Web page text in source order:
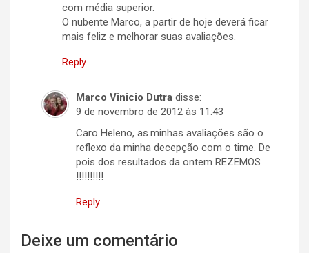
com média superior.
O nubente Marco, a partir de hoje deverá ficar
mais feliz e melhorar suas avaliações.
Reply
Marco Vinicio Dutra disse:
9 de novembro de 2012 às 11:43
Caro Heleno, as.minhas avaliações são o
reflexo da minha decepção com o time. De
pois dos resultados da ontem REZEMOS
!!!!!!!!!!
Reply
Deixe um comentário